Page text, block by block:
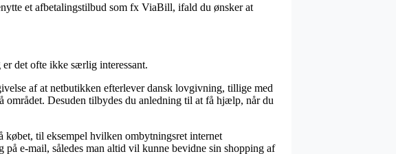
et afbetalingstilbud som fx ViaBill, ifald du ønsker at
det ofte ikke særlig interessant.
af at netbutikken efterlever dansk lovgivning, tillige med
området. Desuden tilbydes du anledning til at få hjælp, når du
til eksempel hvilken ombytningsret internet
e-mail, således man altid vil kunne bevidne sin shopping af